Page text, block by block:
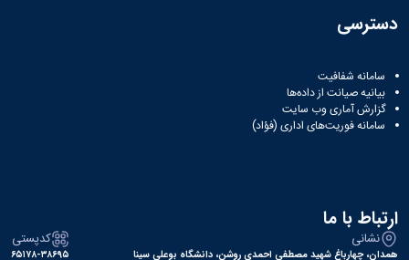
دسترسی
سامانه شفافیت
بیانیه صیانت از داده‌ها
گزارش آماری وب‌ سایت
سامانه فوریت‌های اداری (فؤاد)
ارتباط با ما
نشانی
همدان، چهارباغ شهید مصطفی احمدی روشن، دانشگاه بوعلی سینا
کدپستی
۶۵۱۷۸-۳۸۶۹۵